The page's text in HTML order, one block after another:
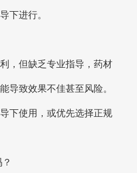
下进行。
，但缺乏专业指导，药材
导致效果不佳甚至风险。
下使用，或优先选择正规